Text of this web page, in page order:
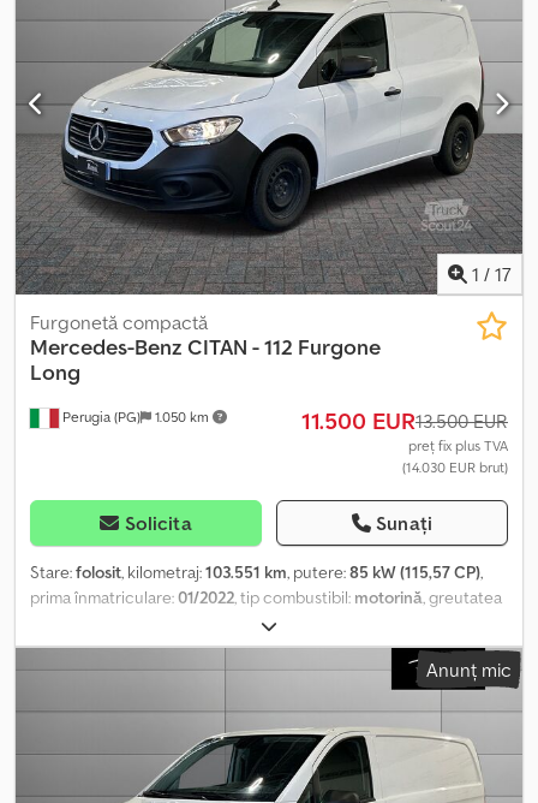
1 / 17
Perugia (PG) 1.050 km
Furgonetă compactă
Mercedes-Benz CITAN - 112 Furgone
Long
11.500 EUR13.500 EUR
preț fix plus TVA
(14.030 EUR brut)
Solicita Sunați
Stare:folosit, kilometraj:103.551 km, putere:85 kW (115,57 CP),
prima înmatriculare:01/2022, tip combustibil: motorină, greutatea
, configurație ax:
de angrenaj:mecanic, clasă de emisii:Euro 6, suspensie:oțel,
număr de locuri:2, Dotări:aer condiționat, servodirecție,
Anunț mic